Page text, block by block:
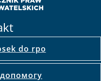
do rpo